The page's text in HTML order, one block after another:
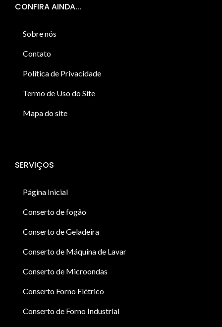
CONFIRA AINDA...
Sobre nós
Contato
Política de Privacidade
Termo de Uso do Site
Mapa do site
SERVIÇOS
Página Inicial
Conserto de fogão
Conserto de Geladeira
Conserto de Máquina de Lavar
Conserto de Microondas
Conserto Forno Elétrico
Conserto de Forno Industrial